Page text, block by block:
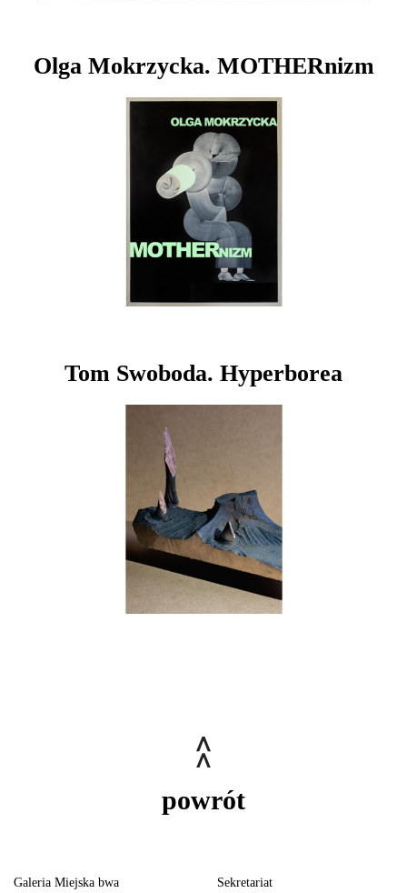
Olga Mokrzycka. MOTHERnizm
Tom Swoboda. Hyperborea
powrót
Galeria Miejska bwa Sekretariat